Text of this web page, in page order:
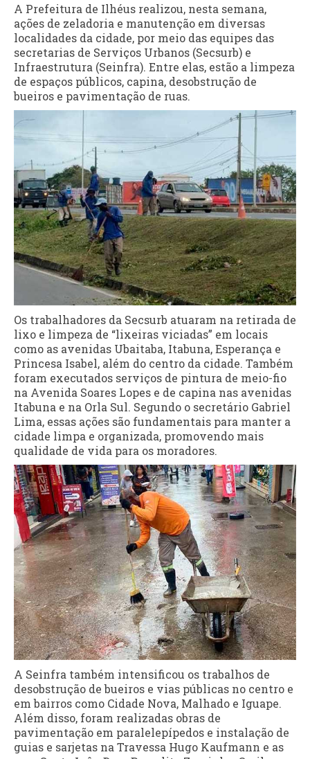
A Prefeitura de Ilhéus realizou, nesta semana,
ações de zeladoria e manutenção em diversas
localidades da cidade, por meio das equipes das
secretarias de Serviços Urbanos (Secsurb) e
Infraestrutura (Seinfra). Entre elas, estão a limpeza
de espaços públicos, capina, desobstrução de
bueiros e pavimentação de ruas.
Os trabalhadores da Secsurb atuaram na retirada de
lixo e limpeza de “lixeiras viciadas” em locais
como as avenidas Ubaitaba, Itabuna, Esperança e
Princesa Isabel, além do centro da cidade. Também
foram executados serviços de pintura de meio-fio
na Avenida Soares Lopes e de capina nas avenidas
Itabuna e na Orla Sul. Segundo o secretário Gabriel
Lima, essas ações são fundamentais para manter a
cidade limpa e organizada, promovendo mais
qualidade de vida para os moradores.
A Seinfra também intensificou os trabalhos de
desobstrução de bueiros e vias públicas no centro e
em bairros como Cidade Nova, Malhado e Iguape.
Além disso, foram realizadas obras de
pavimentação em paralelepípedos e instalação de
guias e sarjetas na Travessa Hugo Kaufmann e as